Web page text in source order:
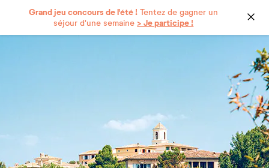
Grand jeu concours de l'été ! Tentez de gagner un
séjour d'une semaine > Je participe !